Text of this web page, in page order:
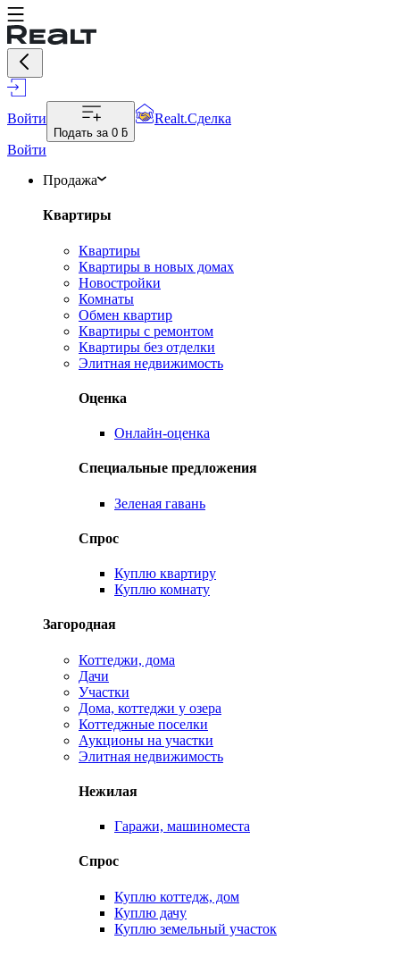
Войти
Подать за 0 ƃ
Realt.Сделка
Войти
Продажа
Квартиры
Квартиры
Квартиры в новых домах
Новостройки
Комнаты
Обмен квартир
Квартиры с ремонтом
Квартиры без отделки
Элитная недвижимость
Оценка
Онлайн-оценка
Специальные предложения
Зеленая гавань
Спрос
Куплю квартиру
Куплю комнату
Загородная
Коттеджи, дома
Дачи
Участки
Дома, коттеджи у озера
Коттеджные поселки
Аукционы на участки
Элитная недвижимость
Нежилая
Гаражи, машиноместа
Спрос
Куплю коттедж, дом
Куплю дачу
Куплю земельный участок